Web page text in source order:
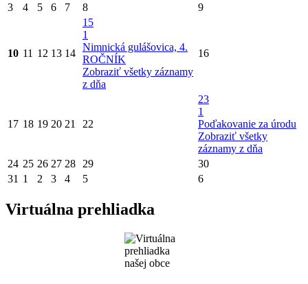
3
4 5 6 7 8 9
10 11 12 13 14
15
1
Nimnická gulášovica, 4.
ROČNÍK
Zobraziť všetky záznamy
z dňa
16
17 18 19 20 21 22
23
1
Poďakovanie za úrodu
Zobraziť všetky
záznamy z dňa
24 25 26 27 28 29
30
31 1 2 3 4 5 6
Virtuálna prehliadka